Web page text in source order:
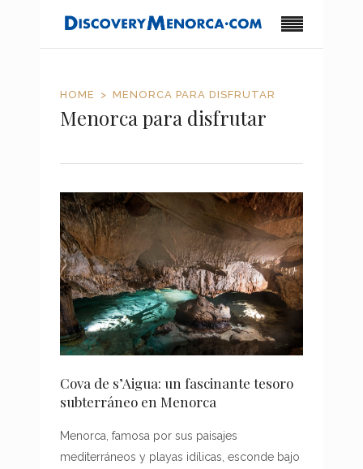
HOME MENORCA PARA DISFRUTAR
Menorca para disfrutar
Cova de s’Aigua: un fascinante tesoro
subterráneo en Menorca
Menorca, famosa por sus paisajes
mediterráneos y playas idílicas, esconde bajo